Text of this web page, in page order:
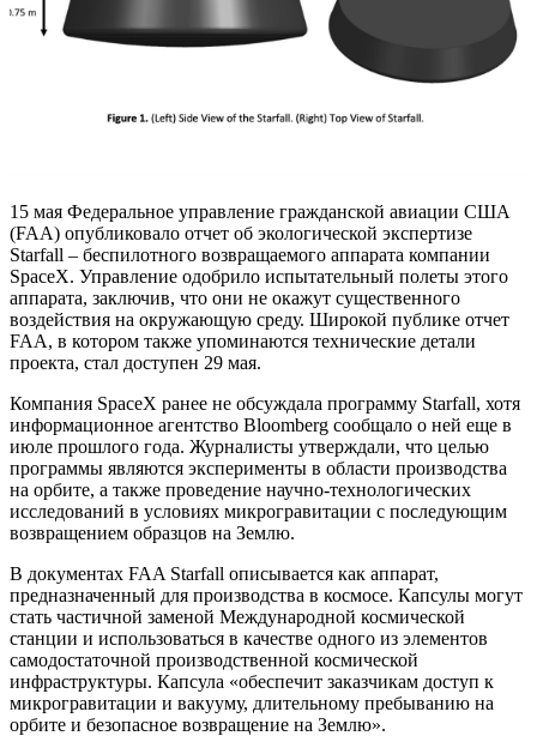
15 мая Федеральное управление гражданской авиации США
(FAA) опубликовало отчет об экологической экспертизе
Starfall – беспилотного возвращаемого аппарата компании
SpaceX. Управление одобрило испытательный полеты этого
аппарата, заключив, что они не окажут существенного
воздействия на окружающую среду. Широкой публике отчет
FAA, в котором также упоминаются технические детали
проекта, стал доступен 29 мая.
Компания SpaceX ранее не обсуждала программу Starfall, хотя
информационное агентство Bloomberg сообщало о ней еще в
июле прошлого года. Журналисты утверждали, что целью
программы являются эксперименты в области производства
на орбите, а также проведение научно-технологических
исследований в условиях микрогравитации с последующим
возвращением образцов на Землю.
В документах FAA Starfall описывается как аппарат,
предназначенный для производства в космосе. Капсулы могут
стать частичной заменой Международной космической
станции и использоваться в качестве одного из элементов
самодостаточной производственной космической
инфраструктуры. Капсула «обеспечит заказчикам доступ к
микрогравитации и вакууму, длительному пребыванию на
орбите и безопасное возвращение на Землю».